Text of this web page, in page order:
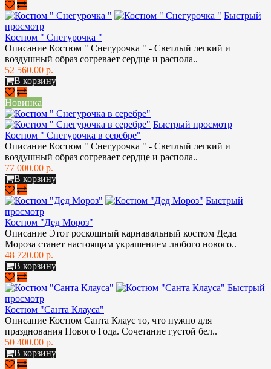
Быстрый
просмотр
Костюм " Снегурочка "
Описание Костюм " Снегурочка " - Светлый легкий и
воздушный образ согревает сердце и распола..
52 560.00 р.
В корзину
Новинка
Быстрый просмотр
Костюм " Снегурочка в серебре"
Описание Костюм " Снегурочка " - Светлый легкий и
воздушный образ согревает сердце и распола..
77 000.00 р.
В корзину
Быстрый
просмотр
Костюм "Дед Мороз"
Описание Этот роскошный карнавальный костюм Деда
Мороза станет настоящим украшением любого нового..
48 720.00 р.
В корзину
Быстрый
просмотр
Костюм "Санта Клауса"
Описание Костюм Санта Клаус то, что нужно для
празднования Нового Года. Сочетание густой бел..
50 400.00 р.
В корзину